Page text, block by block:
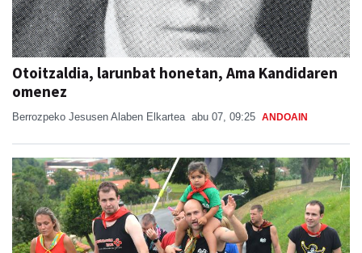
Otoitzaldia, larunbat honetan, Ama Kandidaren
omenez
Berrozpeko Jesusen Alaben Elkartea abu 07, 09:25 ANDOAIN